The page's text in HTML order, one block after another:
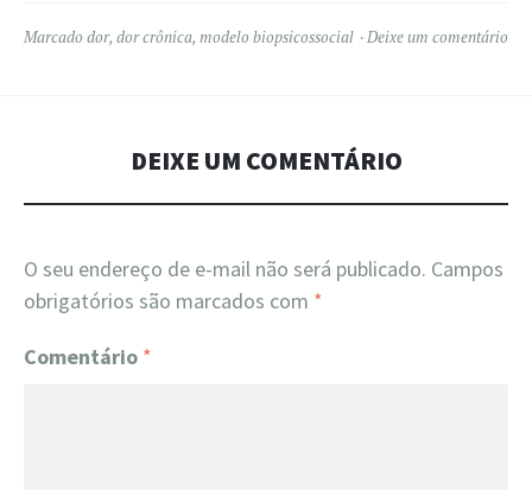
Marcado dor, dor crônica, modelo biopsicossocial Deixe um comentário
DEIXE UM COMENTÁRIO
O seu endereço de e-mail não será publicado. Campos
obrigatórios são marcados com *
Comentário *